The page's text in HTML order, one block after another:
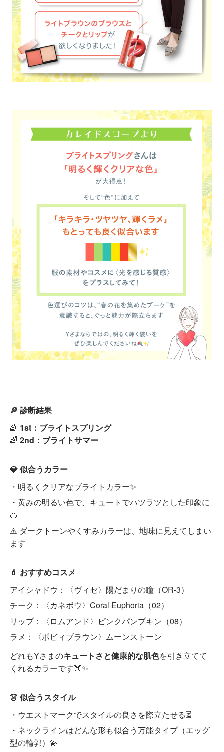
🔎 診断結果
🌈 1st：ブライトスプリング
🌈 2nd：ブライトサマー
💎 似合うカラー
・明るくクリアなブライトカラー✨
・黄みの明るい色で、キュートでハツラツとした印象に
🍊
⚠️ ダークトーンやくすみカラーは、地味に見えてしまい
ます
💄 おすすめコスメ
アイシャドウ：〈ヴィセ〉陽だまりの瞳（OR-3）
チーク：〈カネボウ〉Coral Euphoria（02）
リップ：〈ロムアンド〉ピンクパンプキン（08）
ラメ：〈ボビィブラウン〉ムーンストーン
どれもYさまのキュートさと健康的な肌色を引き立てて
くれるカラーです🍑✨
👗 似合うスタイル
・ウエストマークでスタイルの良さを際立たせる⏳
・ネックラインはどんな形も似合う万能タイプ（エッグ
型の輪郭）💫